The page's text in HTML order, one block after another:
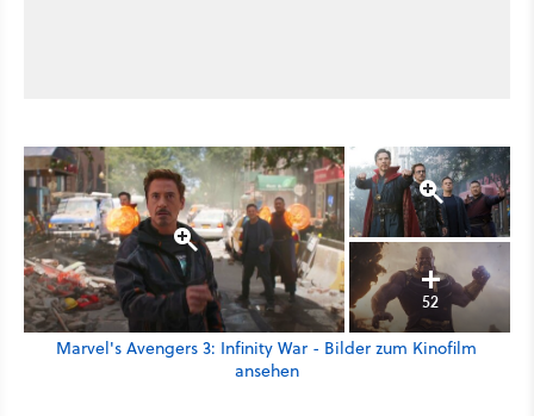
52
Marvel's Avengers 3: Infinity War - Bilder zum Kinofilm
ansehen